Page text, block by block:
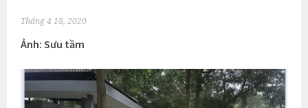
Tháng 4 18, 2020
Ảnh: Sưu tầm